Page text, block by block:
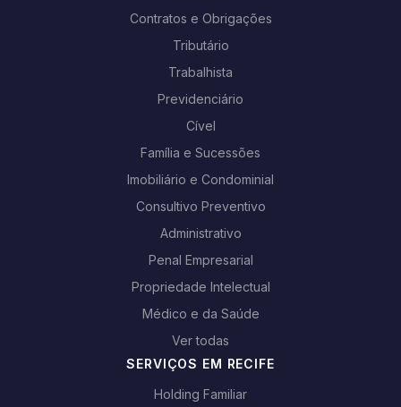
Contratos e Obrigações
Tributário
Trabalhista
Previdenciário
Cível
Família e Sucessões
Imobiliário e Condominial
Consultivo Preventivo
Administrativo
Penal Empresarial
Propriedade Intelectual
Médico e da Saúde
Ver todas
SERVIÇOS EM RECIFE
Holding Familiar